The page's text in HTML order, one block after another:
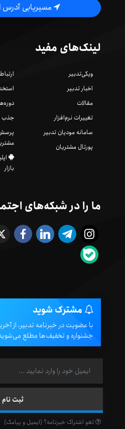
مسیریابی
لینک‌های مفید
ویکی‌تدبیر
اخبار تدبیر
مقالات
تغییرات نرم‌افزار
سامانه مودیان تدبیر
پورتال مشتریان
جذب
بازار
ما را در شبکه‌های
مشترک شوید
با عضویت در خبرنامه تدبیر، از
جشنواره و تخفیف‌ها مطلع
لغو اشتراک خبرنامه؟ (ایمیل و پیامک)